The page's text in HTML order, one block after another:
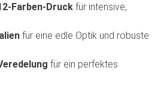
Farben-Druck für intensive,
für eine edle Optik und robuste
für ein perfektes